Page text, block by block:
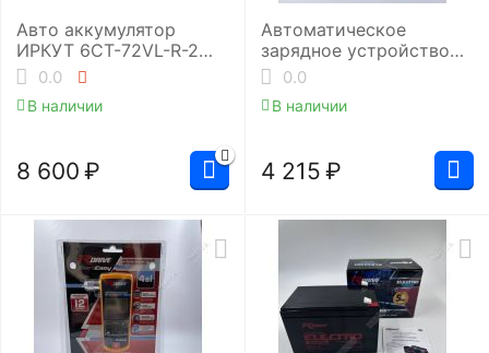
Авто аккумулятор
ИРКУТ 6CT-72VL-R-2
(SMF-LB3EU)
0.0
В наличии
8 600 ₽
Автоматическое
зарядное устройство
ИРКУТ (6/12В 6А)
0.0
В наличии
4 215 ₽